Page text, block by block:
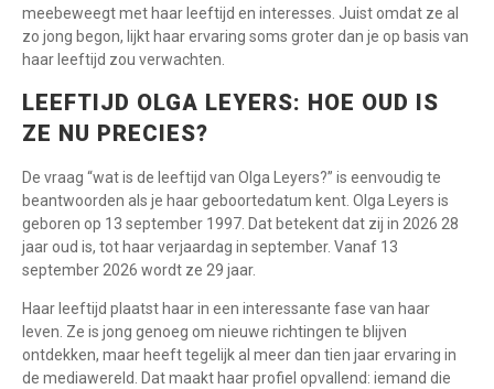
meebeweegt met haar leeftijd en interesses. Juist omdat ze al
zo jong begon, lijkt haar ervaring soms groter dan je op basis van
haar leeftijd zou verwachten.
LEEFTIJD OLGA LEYERS: HOE OUD IS
ZE NU PRECIES?
De vraag “wat is de leeftijd van Olga Leyers?” is eenvoudig te
beantwoorden als je haar geboortedatum kent. Olga Leyers is
geboren op 13 september 1997. Dat betekent dat zij in 2026 28
jaar oud is, tot haar verjaardag in september. Vanaf 13
september 2026 wordt ze 29 jaar.
Haar leeftijd plaatst haar in een interessante fase van haar
leven. Ze is jong genoeg om nieuwe richtingen te blijven
ontdekken, maar heeft tegelijk al meer dan tien jaar ervaring in
de mediawereld. Dat maakt haar profiel opvallend: iemand die